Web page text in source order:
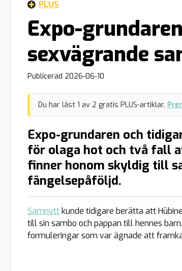
PLUS
Expo-
sexvägrande
Publicerad 2026-06-10
Du har läst 1 av 2 gratis PLUS-artiklar.
Expo-grundaren och
för olaga hot och två fall
finner honom skyldig till
fängelsepåföljd.
Samnyttkunde tidigare berätta att
till sin sambo och pappan till hennes
formuleringar som var ägnade att